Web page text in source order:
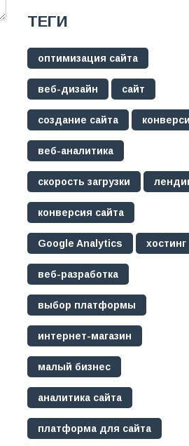
ТЕГИ
оптимизация сайта
веб-дизайн сайт
создание сайта
веб-аналитика
скорость загрузки
конверсия сайта
Google Analytics хостинг
веб-разработка
выбор платформы
интернет-магазин
малый бизнес
аналитика сайта
платформа для сайта